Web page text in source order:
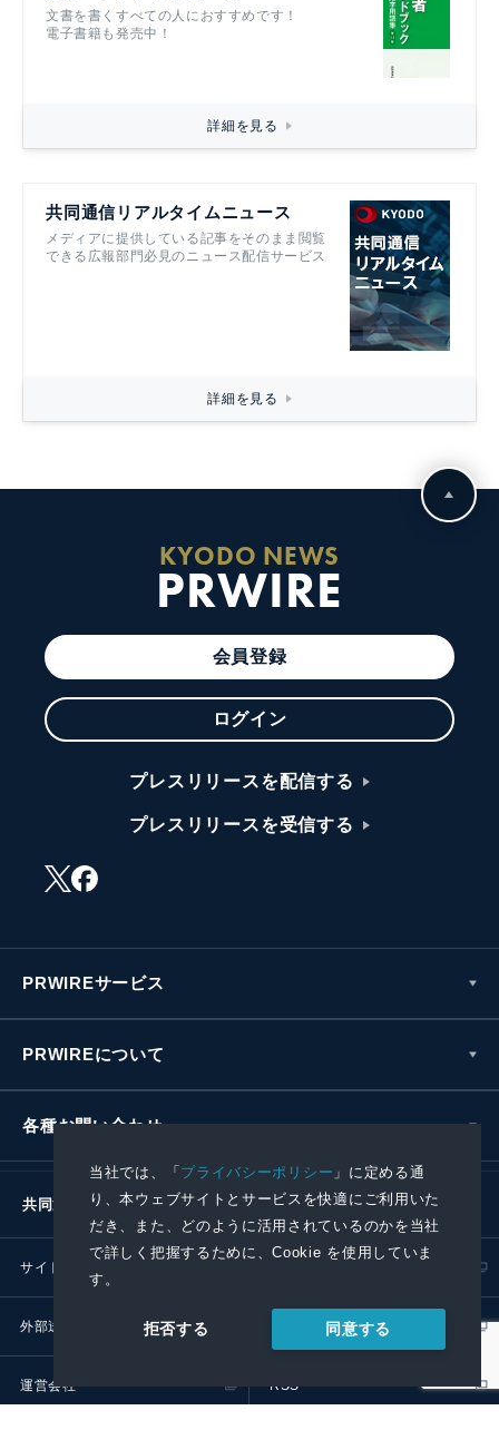
当社では、「プライバシーポリシー 」に定める通
り、本ウェブサイトとサービスを快適にご利用いた
だき、また、どのように活用されているのかを当社
で詳しく把握するために、Cookie を使用していま
す。
拒否する 同意する
文書を書くすべての人におすすめです！
電子書籍も発売中！
詳細を見る
共同通信リアルタイムニュース
メディアに提供している記事をそのまま閲覧
できる広報部門必見のニュース配信サービス
詳細を見る
KYODO NEWS
PRWIRE
会員登録
ログイン
プレスリリースを配信する
プレスリリースを受信する
PRWIREサービス
PRWIREについて
各種お問い合わせ
共同通信社グループ
サイトポリシー
外部送信ポリシー プレスリリース取扱基準
運営会社 RSS